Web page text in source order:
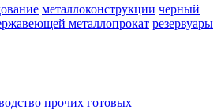
металлоконструкции черный
металлопрокат резервуары
прочих готовых